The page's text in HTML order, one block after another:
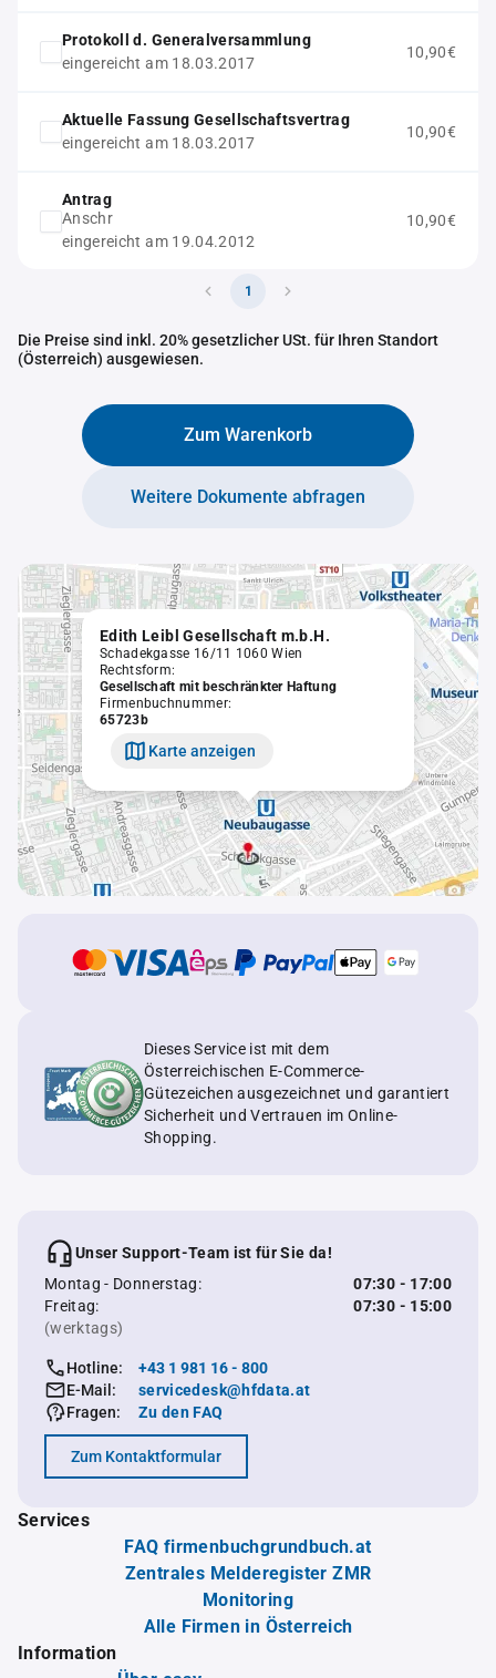
Protokoll d. Generalversammlung
eingereicht am 18.03.2017
10,90€
Aktuelle Fassung Gesellschaftsvertrag
eingereicht am 18.03.2017
10,90€
Antrag
Anschr
eingereicht am 19.04.2012
10,90€
1
Die Preise sind inkl. 20% gesetzlicher USt. für Ihren Standort
(Österreich) ausgewiesen.
Zum Warenkorb
Weitere Dokumente abfragen
Edith Leibl Gesellschaft m.b.H.
Schadekgasse 16/11 1060 Wien
Rechtsform:
Gesellschaft mit beschränkter Haftung
Firmenbuchnummer:
65723b
Karte anzeigen
Dieses Service ist mit dem
Österreichischen E-Commerce-
Gütezeichen ausgezeichnet und garantiert
Sicherheit und Vertrauen im Online-
Shopping.
Unser Support-Team ist für Sie da!
Montag - Donnerstag:
07:30 - 17:00
Freitag:
07:30 - 15:00
(werktags)
Hotline:
+43 1 981 16 - 800
E-Mail:
servicedesk@hfdata.at
Fragen:
Zu den FAQ
Zum Kontaktformular
Services
FAQ firmenbuchgrundbuch.at
Zentrales Melderegister ZMR
Monitoring
Alle Firmen in Österreich
Information